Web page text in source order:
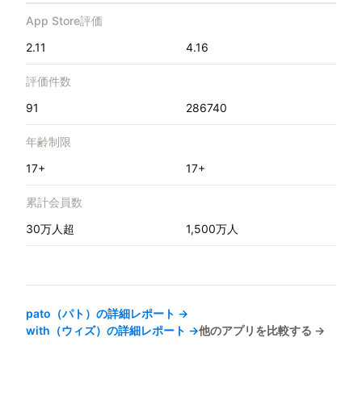
App Store評価
2.11
4.16
評価件数
91
286740
年齢制限
17+
17+
累計会員数
30万人超
1,500万人
pato（パト） の詳細レポート →
with（ウィズ） の詳細レポート →他のアプリを比較する →